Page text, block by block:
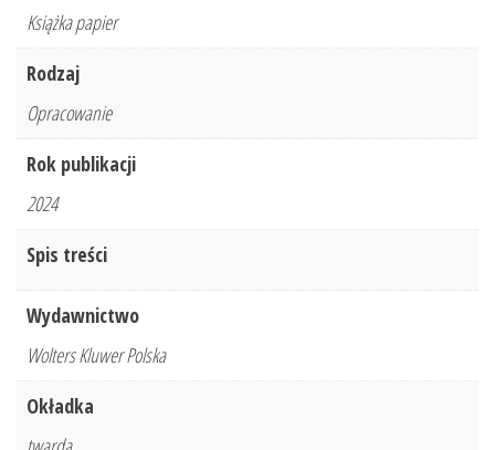
pozostałe
postępowania
kodekso
Książka papier
Rodzaj
Opracowanie
Rok publikacji
2024
Spis treści
Wydawnictwo
Wolters Kluwer Polska
Okładka